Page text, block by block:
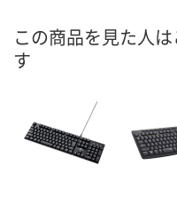
この商品を見た人
す